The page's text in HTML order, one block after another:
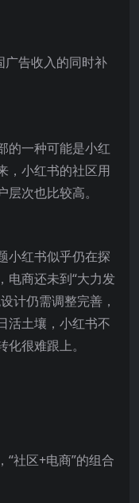
广告收入的同时补
的一种可能是小红
，小红书的社区用
次也比较高。
小红书似乎仍在探
电商还未到“大力发
计仍需调整完善，
活土壤，小红书不
很难跟上。
社区+电商”的组合